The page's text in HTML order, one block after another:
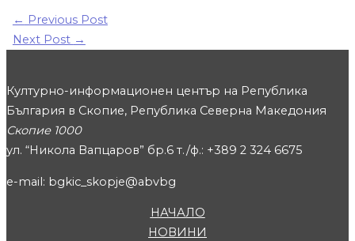
← Previous Post
Next Post →
Културно-информационен център на Република
България в Скопие, Република Северна Македония
Скопие 1000
ул. “Никола Вапцаров” бр.6 т./ф.: +389 2 324 6675
e-mail: bgkic_skopje@abvbg
НАЧАЛО
НОВИНИ